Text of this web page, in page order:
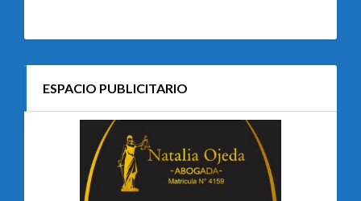
ESPACIO PUBLICITARIO